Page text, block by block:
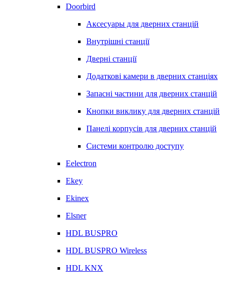
Doorbird
Аксесуары для дверних станцій
Внутрішні станції
Дверні станції
Додаткові камери в дверних станціях
Запасні частини для дверних станцій
Кнопки виклику для дверних станцій
Панелі корпусів для дверних станцій
Системи контролю доступу
Eelectron
Ekey
Ekinex
Elsner
HDL BUSPRO
HDL BUSPRO Wireless
HDL KNX